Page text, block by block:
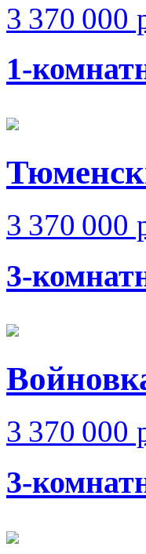
3 370 000
1-
3 370 000
3-
3 370 000
3-